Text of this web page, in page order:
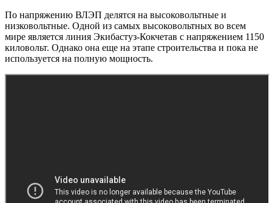
По напряжению ВЛЭП делятся на высоковольтные и
низковольтные. Одной из самых высоковольтных во всем
мире является линия Экибастуз-Кокчетав с напряжением 1150
киловольт. Однако она еще на этапе строительства и пока не
используется на полную мощность.